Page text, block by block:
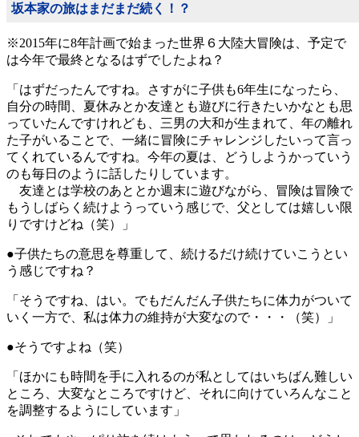
坂本家の旅はまだまだ続く！？
※2015年に8年計画で始まった世界６大陸大冒険は、予定で
は今年で最終となるはずでしたよね？
「はずだったんですね。さすがに子供も6年生になったら、
自分の時間、夏休みとか友達とも遊びに行きたいかなとも思
っていたんですけれども、三男の大和が生まれて、年の離れ
た子がいることで、一緒に冒険にチャレンジしたいって言っ
てくれているんですね。今年の夏は、どうしようかっていう
のも毎日のように話したりしています。
友達とは学校のあととか週末に遊びながら、冒険は冒険で
もうしばらく続けようっていう感じで、父としては嬉しい限
りですけどね（笑）」
●子供たちの意思を尊重して、続けるだけ続けていこうとい
う感じですね？
「そうですね、はい。でもだんだん子供たちに体力がついて
いく一方で、私は体力の維持が大変なので・・・（笑）」
●そうですよね（笑）
「ほかにも時間を手に入れるのが私としてはいちばん難しい
ところ、大変なところですけど、それに向けていろんなこと
を調整するようにしています」